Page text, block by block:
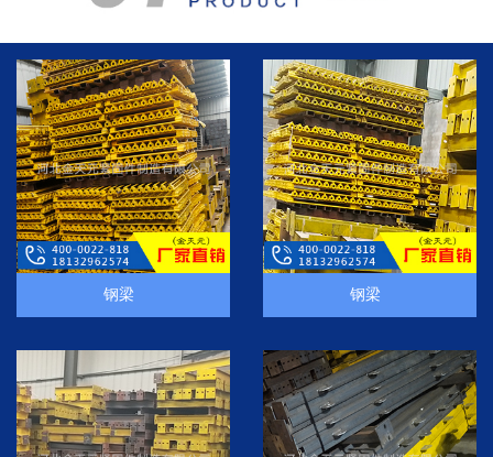
钢梁 钢梁